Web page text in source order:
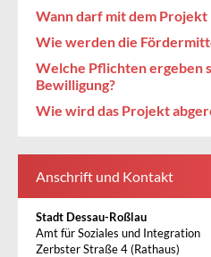
Wann darf mit dem
Wie werden die
Welche Pflichten ergeben
Bewilligung?
Wie wird das Projekt
Anschrift und Kontakt
Stadt Dessau-Roßlau
Amt für Soziales und Integration
Zerbster Straße 4 (Rathaus)